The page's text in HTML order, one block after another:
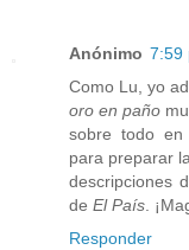
Anónimo 7:59
Como Lu, yo
oro en paño
sobre todo en
para preparar
descripciones
de El País .
Responder